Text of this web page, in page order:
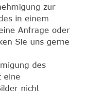
zur
in einem
Anfrage oder
Sie uns gerne
des
eine
nicht